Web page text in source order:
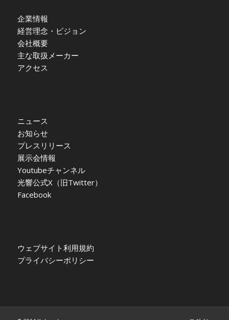
企業情報
経営理念・ビジョン
会社概要
主な取扱メーカー
アクセス
ニュース
お知らせ
プレスリリース
展示会情報
Youtubeチャンネル
光響公式X（旧Twitter）
Facebook
ウェブサイト利用規約
プライバシーポリシー